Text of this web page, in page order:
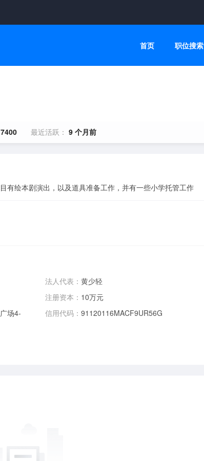
首页 职位搜索
7400 最近活跃： 9 个月前
有绘本剧演出，以及道具准备工作，并有一些小学托管工作
场4-
法人代表： 黄少轻
注册资本： 10万元
信用代码： 91120116MACF9UR56G